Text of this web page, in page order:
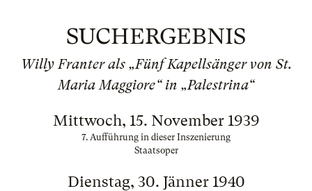
SUCHERGEBNIS
Willy Franter als „Fünf Kapellsänger von St.
Maria Maggiore“ in „Palestrina“
Mittwoch, 15. November 1939
7. Aufführung in dieser Inszenierung
Staatsoper
Dienstag, 30. Jänner 1940